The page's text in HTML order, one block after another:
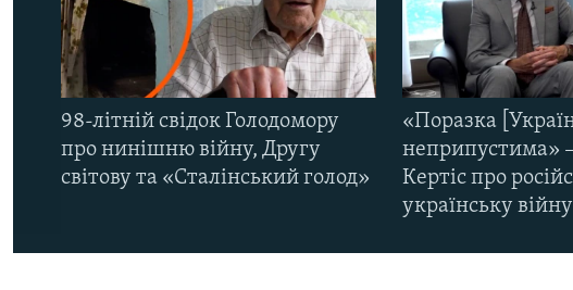
98-літній свідок Голодомору
про нинішню війну, Другу
світову та «Сталінський голод»
«Поразка
неприпустима»
Кертіс про
українську війну